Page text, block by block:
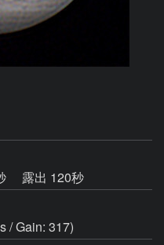
露出 120秒
/ Gain: 317)